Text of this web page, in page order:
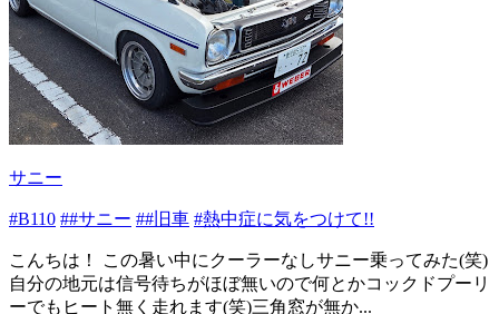
サニー
#B110 ##サニー ##旧車 #熱中症に気をつけて!!
こんちは！ この暑い中にクーラーなしサニー乗ってみた(笑)
自分の地元は信号待ちがほぼ無いので何とかコックドプーリ
ーでもヒート無く走れます(笑)三角窓が無か...